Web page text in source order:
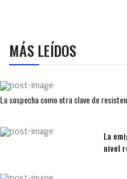
MÁS LEÍDOS
La sospecha como otra clave de
La
nivel